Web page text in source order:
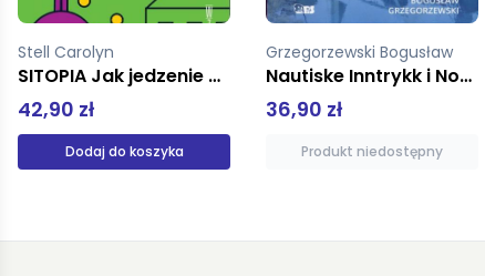
Grzegorzewski Bogusław
Nautiske Inntrykk i Norge
36,90 zł
Produkt niedostępny
Demick Barbara
W oblężeniu
31,92 zł39,90 zł
Dodaj do koszyka